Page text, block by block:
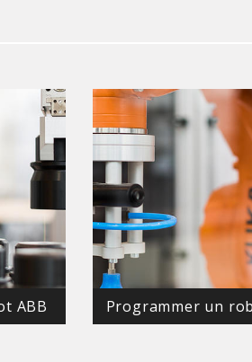
ABB Programmer un